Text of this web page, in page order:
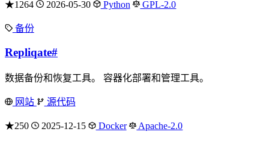
★1264 2026-05-30 Python GPL-2.0
备份
Repliqate#
数据备份和恢复工具。 容器化部署和管理工具。
网站 源代码
★250 2025-12-15 Docker Apache-2.0